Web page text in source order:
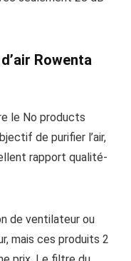
Rowenta
le No products
de purifier l’air,
rapport qualité-
de ventilateur ou
mais ces produits 2